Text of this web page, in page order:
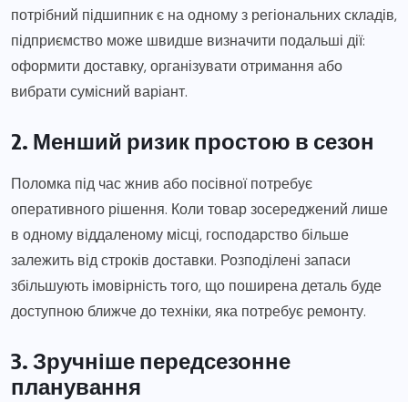
потрібний підшипник є на одному з регіональних складів,
підприємство може швидше визначити подальші дії:
оформити доставку, організувати отримання або
вибрати сумісний варіант.
2. Менший ризик простою в сезон
Поломка під час жнив або посівної потребує
оперативного рішення. Коли товар зосереджений лише
в одному віддаленому місці, господарство більше
залежить від строків доставки. Розподілені запаси
збільшують імовірність того, що поширена деталь буде
доступною ближче до техніки, яка потребує ремонту.
3. Зручніше передсезонне
планування